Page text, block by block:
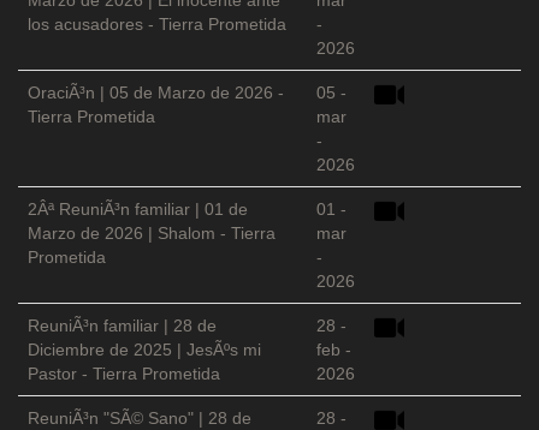
los acusadores - Tierra Prometida
-
2026
OraciÃ³n | 05 de Marzo de 2026 -
Tierra Prometida
05 -
mar
-
2026
2Âª ReuniÃ³n familiar | 01 de
Marzo de 2026 | Shalom - Tierra
Prometida
01 -
mar
-
2026
ReuniÃ³n familiar | 28 de
Diciembre de 2025 | JesÃºs mi
Pastor - Tierra Prometida
28 -
feb -
2026
ReuniÃ³n "SÃ© Sano" | 28 de
28 -